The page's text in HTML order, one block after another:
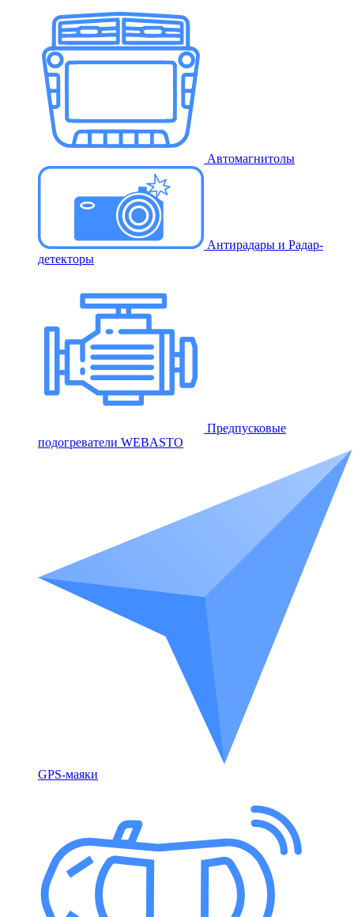
Автомагнитолы
Антирадары и Радар-
детекторы
Предпусковые
подогреватели WEBASTO
GPS-маяки